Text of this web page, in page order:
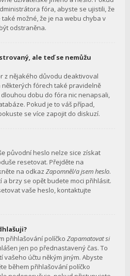
fóra, abyste se ujistili, že
možné, že je na webu chyba v
odstraněna.
ale teď se nemůžu
z nějakého důvodu deaktivoval
některých fórech také pravidelně
dobu do fóra nic nenapsali,
Pokud je to váš případ,
se více zapojit do diskuzí.
původní heslo nelze sice získat
resetovat. Přejděte na
na odkaz Zapomněl/a jsem heslo.
brzy se opět budete moci přihlásit.
vaše heslo, kontaktujte
přihlašování políčko Zapamatovat si
jen po přednastavený čas. To
vašeho účtu někým jiným. Abyste
během přihlašování políčko